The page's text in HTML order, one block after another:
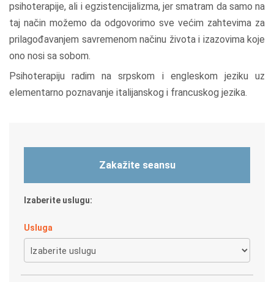
psihoterapije, ali i egzistencijalizma, jer smatram da samo na
taj način možemo da odgovorimo sve većim zahtevima za
prilagođavanjem savremenom načinu života i izazovima koje
ono nosi sa sobom.
Psihoterapiju radim na srpskom i engleskom jeziku uz
elementarno poznavanje italijanskog i francuskog jezika.
Zakažite seansu
Izaberite uslugu:
Usluga